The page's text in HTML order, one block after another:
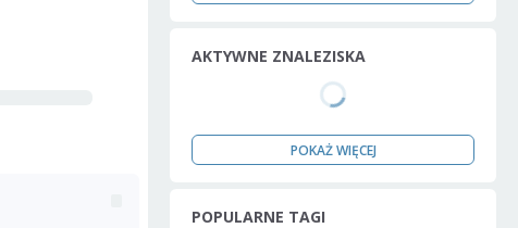
AKTYWNE ZNALEZISKA
POKAŻ WIĘCEJ
POPULARNE TAGI